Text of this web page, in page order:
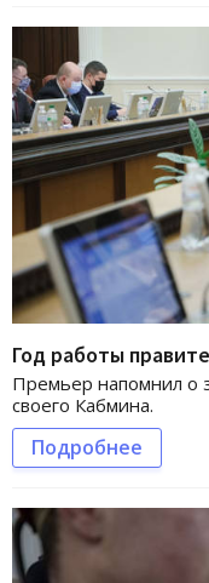
Год работы
Премьер напомнил о
своего Кабмина.
Подробнее